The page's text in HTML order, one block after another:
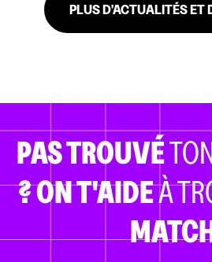
PLUS D'ACTUALITÉS ET
PAS TROUVÉ
?ON T'AIDEÀ